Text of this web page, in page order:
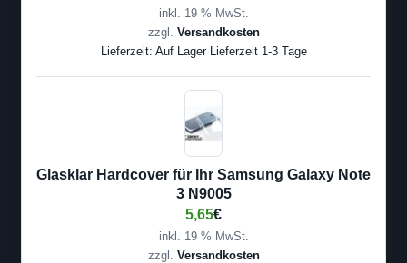
inkl. 19 % MwSt.
zzgl. Versandkosten
Lieferzeit: Auf Lager Lieferzeit 1-3 Tage
Glasklar Hardcover für Ihr Samsung Galaxy Note
3 N9005
5,65€
inkl. 19 % MwSt.
zzgl. Versandkosten